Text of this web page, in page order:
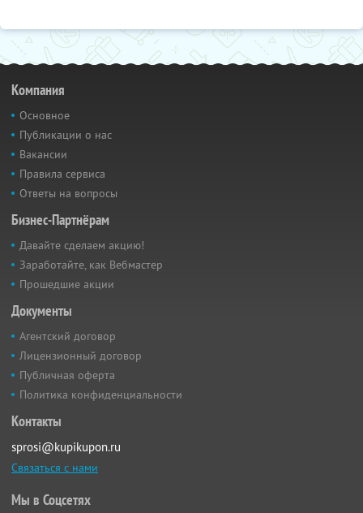
Компания
Основное
Публикации о нас
Вакансии
Правила сервиса
Ответы на вопросы
Бизнес-Партнёрам
Давайте сделаем акцию!
Заработайте, как Вебмастер
Прошедшие акции
Документы
Агентский договор
Лицензионный договор
Публичная оферта
Политика конфиденциальности
Контакты
sprosi@kupikupon.ru
Связаться с нами
Мы в Соцсетях